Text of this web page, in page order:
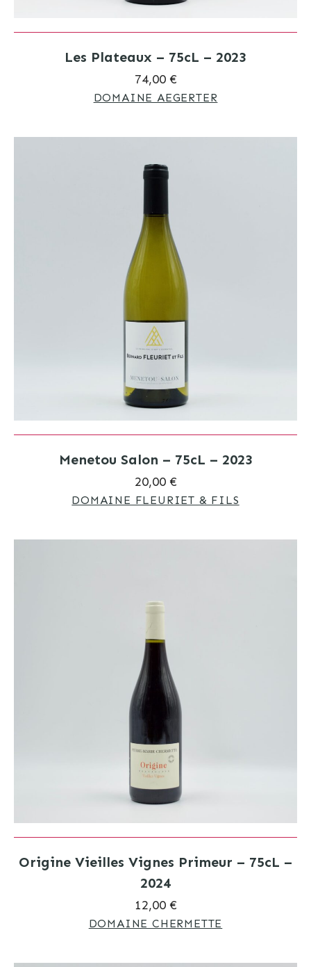
Les Plateaux – 75cL – 2023
74,00 €
DOMAINE AEGERTER
Menetou Salon – 75cL – 2023
20,00 €
DOMAINE FLEURIET & FILS
Origine Vieilles Vignes Primeur – 75cL –
2024
12,00 €
DOMAINE CHERMETTE